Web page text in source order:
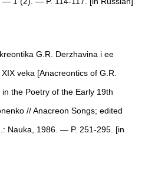
G.R. Derzhavina i ee
veka [Anacreontics of G.R.
the Poetry of the Early 19th
//Anacreon Songs; edited
Nauka, 1986. — P. 251-295. [in